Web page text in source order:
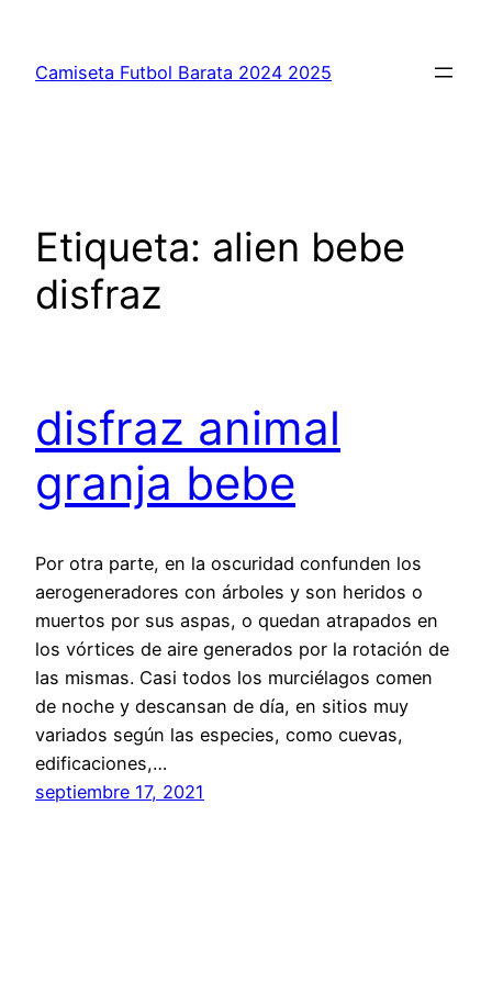
contenido
Camiseta Futbol Barata 2024 2025
Etiqueta: alien bebe
disfraz
disfraz animal
granja bebe
Por otra parte, en la oscuridad confunden los
aerogeneradores con árboles y son heridos o
muertos por sus aspas, o quedan atrapados en
los vórtices de aire generados por la rotación de
las mismas. Casi todos los murciélagos comen
de noche y descansan de día, en sitios muy
variados según las especies, como cuevas,
edificaciones,…
septiembre 17, 2021